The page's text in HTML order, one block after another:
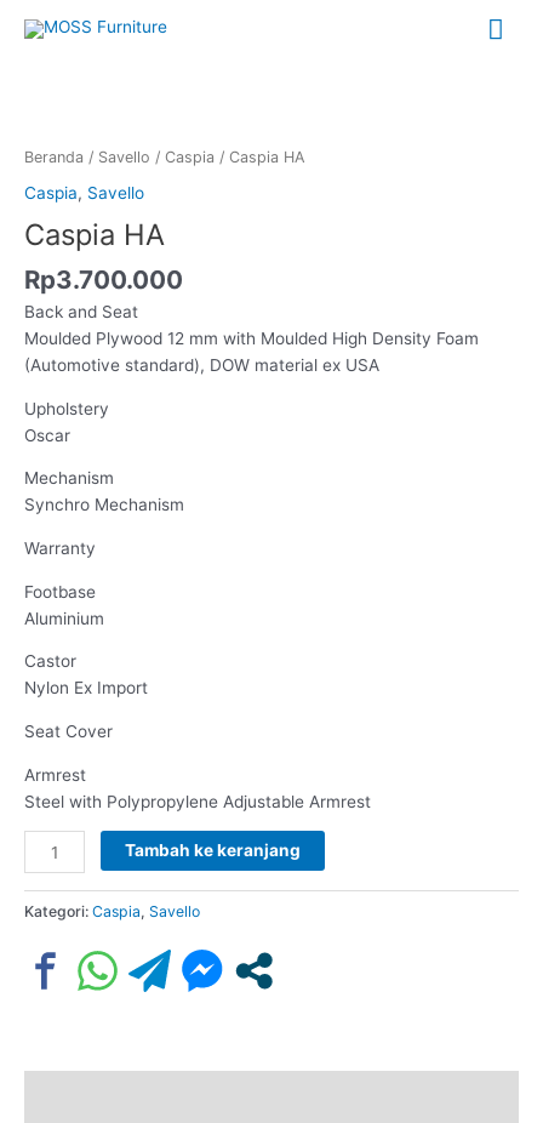
Beranda / Savello / Caspia / Caspia HA
Caspia, Savello
Caspia HA
Rp3.700.000
Back and Seat
Moulded Plywood 12 mm with Moulded High Density Foam
(Automotive standard), DOW material ex USA
Upholstery
Oscar
Mechanism
Synchro Mechanism
Warranty
Footbase
Aluminium
Castor
Nylon Ex Import
Seat Cover
Armrest
Steel with Polypropylene Adjustable Armrest
HA
Tambah ke keranjang
Kategori: Caspia, Savello